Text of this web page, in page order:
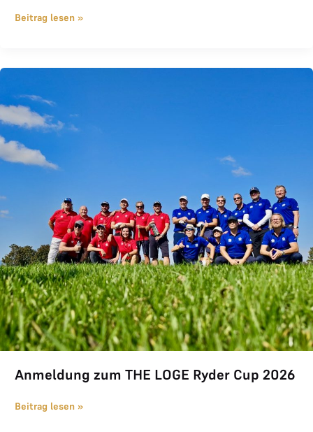
Beitrag lesen »
Anmeldung zum THE LOGE Ryder Cup 2026
Beitrag lesen »